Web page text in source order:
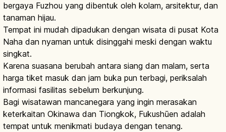
bergaya Fuzhou yang dibentuk oleh kolam, arsitektur, dan
tanaman hijau.
Tempat ini mudah dipadukan dengan wisata di pusat Kota
Naha dan nyaman untuk disinggahi meski dengan waktu
singkat.
Karena suasana berubah antara siang dan malam, serta
harga tiket masuk dan jam buka pun terbagi, periksalah
informasi fasilitas sebelum berkunjung.
Bagi wisatawan mancanegara yang ingin merasakan
keterkaitan Okinawa dan Tiongkok, Fukushūen adalah
tempat untuk menikmati budaya dengan tenang.